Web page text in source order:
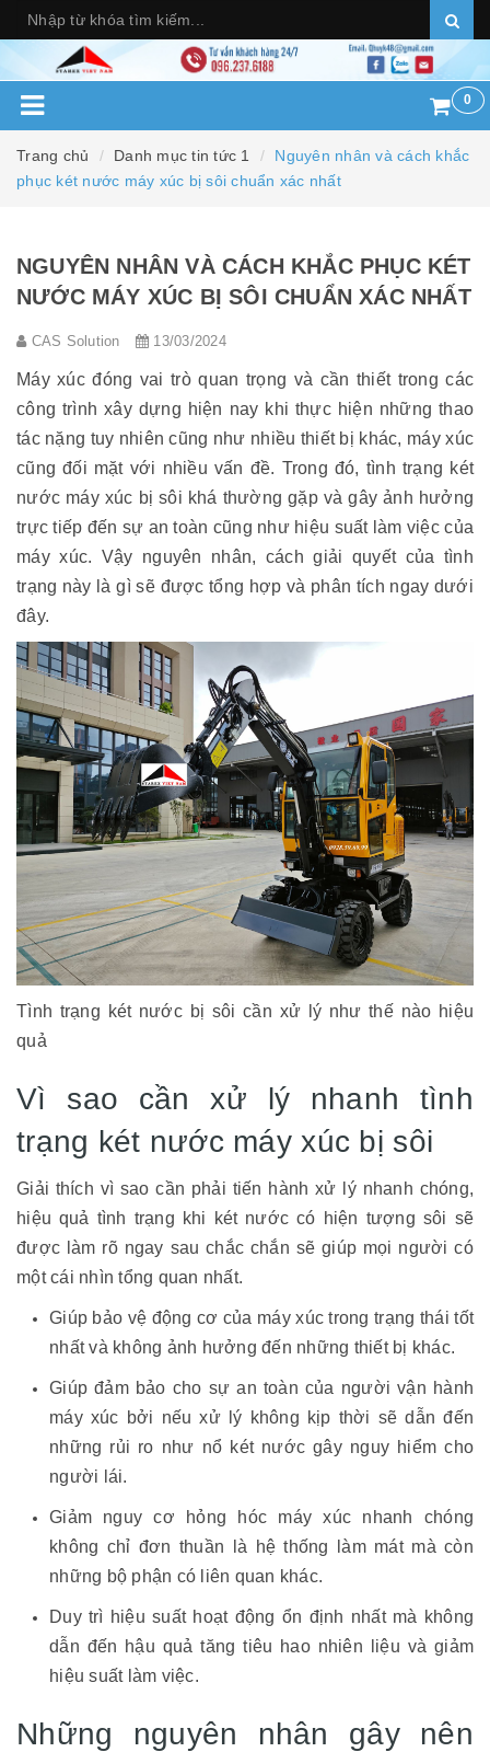
0
Trang chủ Danh mục tin tức 1
Nguyên nhân và cách khắc
phục két nước máy xúc bị sôi chuẩn xác nhất
NGUYÊN NHÂN VÀ CÁCH KHẮC PHỤC KÉT
NƯỚC MÁY XÚC BỊ SÔI CHUẨN XÁC NHẤT
CAS Solution 13/03/2024
Máy xúc đóng vai trò quan trọng và cần thiết trong các
công trình xây dựng hiện nay khi thực hiện những thao
tác nặng tuy nhiên cũng như nhiều thiết bị khác, máy xúc
cũng đối mặt với nhiều vấn đề. Trong đó, tình trạng két
nước máy xúc bị sôi khá thường gặp và gây ảnh hưởng
trực tiếp đến sự an toàn cũng như hiệu suất làm việc của
máy xúc. Vậy nguyên nhân, cách giải quyết của tình
trạng này là gì sẽ được tổng hợp và phân tích ngay dưới
đây.
Tình trạng két nước bị sôi cần xử lý như thế nào hiệu
quả
Vì sao cần xử lý nhanh tình
trạng két nước máy xúc bị sôi
Giải thích vì sao cần phải tiến hành xử lý nhanh chóng,
hiệu quả tình trạng khi két nước có hiện tượng sôi sẽ
được làm rõ ngay sau chắc chắn sẽ giúp mọi người có
một cái nhìn tổng quan nhất.
Giúp bảo vệ động cơ của máy xúc trong trạng thái tốt
nhất và không ảnh hưởng đến những thiết bị khác.
Giúp đảm bảo cho sự an toàn của người vận hành
máy xúc bởi nếu xử lý không kịp thời sẽ dẫn đến
những rủi ro như nổ két nước gây nguy hiểm cho
người lái.
Giảm nguy cơ hỏng hóc máy xúc nhanh chóng
không chỉ đơn thuần là hệ thống làm mát mà còn
những bộ phận có liên quan khác.
Duy trì hiệu suất hoạt động ổn định nhất mà không
dẫn đến hậu quả tăng tiêu hao nhiên liệu và giảm
hiệu suất làm việc.
Những nguyên nhân gây nên